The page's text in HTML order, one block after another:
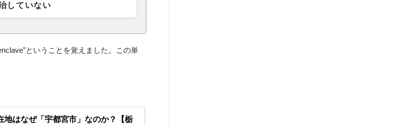
していない
ということを覚えました。この単
地はなぜ「宇都宮市」なのか？【栃